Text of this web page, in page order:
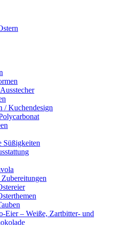
/ Kuchendesign
Süßigkeiten
Eier – Weiße, Zartbitter- und